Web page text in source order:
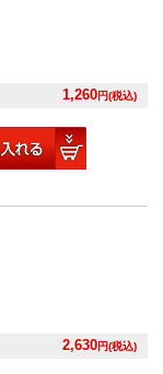
1,260円(税込)
2,630円(税込)